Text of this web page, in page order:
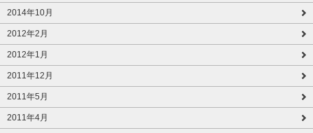
2014年10月
2012年2月
2012年1月
2011年12月
2011年5月
2011年4月